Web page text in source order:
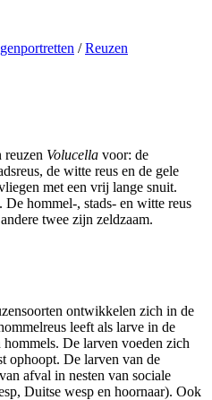
/Reuzen
Volucella voor: de
de witte reus en de gele
met een vrij lange snuit.
hommel-, stads- en witte reus
twee zijn zeldzaam.
ontwikkelen zich in de
leeft als larve in de
De larven voeden zich
ophoopt. De larven van de
afval in nesten van sociale
Duitse wesp en hoornaar). Ook